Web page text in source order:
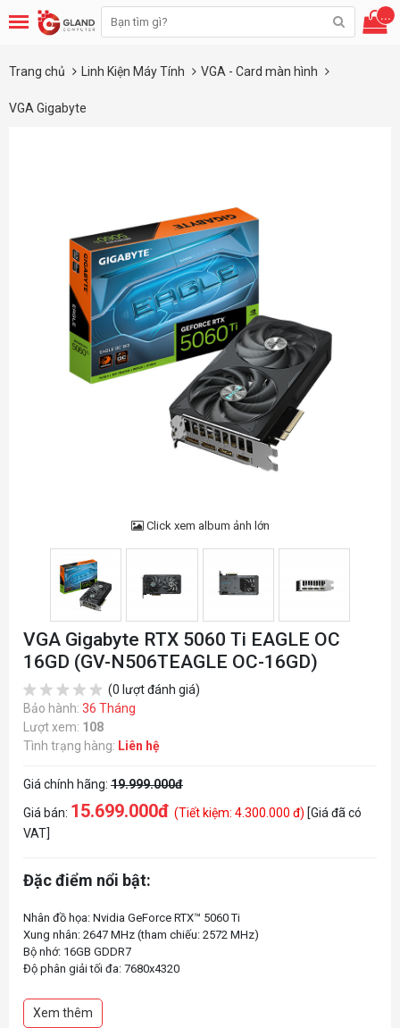
...
Trang chủ Linh Kiện Máy Tính VGA - Card màn hình
VGA Gigabyte
Click xem album ảnh lớn
VGA Gigabyte RTX 5060 Ti EAGLE OC
16GD (GV-N506TEAGLE OC-16GD)
(0 lượt đánh giá)
Bảo hành: 36 Tháng
Lượt xem: 108
Tình trạng hàng: Liên hệ
Giá chính hãng: 19.999.000đ
Giá bán: 15.699.000đ (Tiết kiệm: 4.300.000 đ) [Giá đã có
VAT]
Đặc điểm nổi bật:
Nhân đồ họa: Nvidia GeForce RTX™ 5060 Ti
Xung nhân: 2647 MHz (tham chiếu: 2572 MHz)
Bộ nhớ: 16GB GDDR7
Độ phân giải tối đa: 7680x4320
Xem thêm